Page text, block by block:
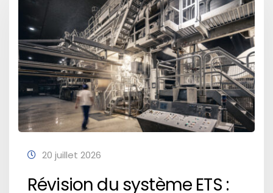
20 juillet 2026
Révision du système ETS :